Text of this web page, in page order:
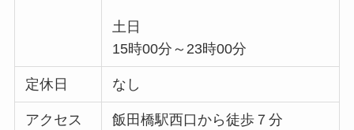
土日
15時00分～23時00分
定休日 なし
アクセス 飯田橋駅西口から徒歩７分